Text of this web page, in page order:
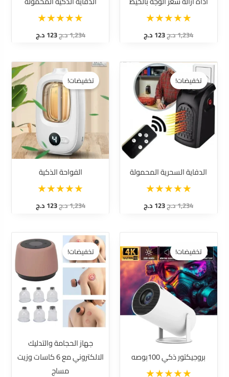
1,234د.ج123 د.ج 1,234د.ج123 د.ج
تخفيضات!
الدفاية السحرية المحمولة
1,234د.ج
السعر
الأصلي
هو:
1,234 د.ج.
123 د.ج
السعر
الحالي
هو:
123 د.ج.
تخفيضات!
الفواحة الذكية
1,234د.ج
السعر
الأصلي
هو:
1,234 د.ج.
123 د.ج
السعر
الحالي
هو:
123 د.ج.
تخفيضات!
بروجيكتور ذكي 100بوصه
الأصلي
هو:
1,234 د.ج.
الحالي
هو:
123 د.ج.
تخفيضات!
جهاز الحجامة والتدليك
الالكتروني مع 6 كاسات وزيت
مساج
السعر
الأصلي
هو:
1,234 د.ج.
السعر
الحالي